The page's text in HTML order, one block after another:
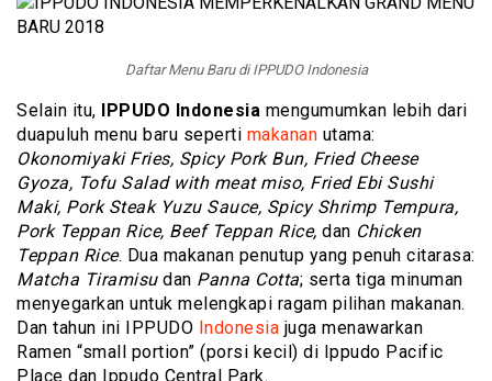
Daftar Menu Baru di IPPUDO Indonesia
Selain itu, IPPUDO Indonesia mengumumkan lebih dari
duapuluh menu baru seperti makanan utama:
Okonomiyaki Fries, Spicy Pork Bun, Fried Cheese
Gyoza, Tofu Salad with meat miso, Fried Ebi Sushi
Maki, Pork Steak Yuzu Sauce, Spicy Shrimp Tempura,
Pork Teppan Rice, Beef Teppan Rice, dan Chicken
Teppan Rice. Dua makanan penutup yang penuh citarasa:
Matcha Tiramisudan Panna Cotta; serta tiga minuman
menyegarkan untuk melengkapi ragam pilihan makanan.
Dan tahun ini IPPUDO Indonesia juga menawarkan
Ramen “small portion” (porsi kecil) di Ippudo Pacific
Place dan Ippudo Central Park.